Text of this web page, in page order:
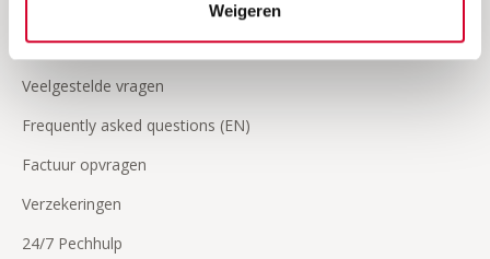
Weigeren
Hulp & Meer
Veelgestelde vragen
Frequently asked questions (EN)
Factuur opvragen
Verzekeringen
24/7 Pechhulp